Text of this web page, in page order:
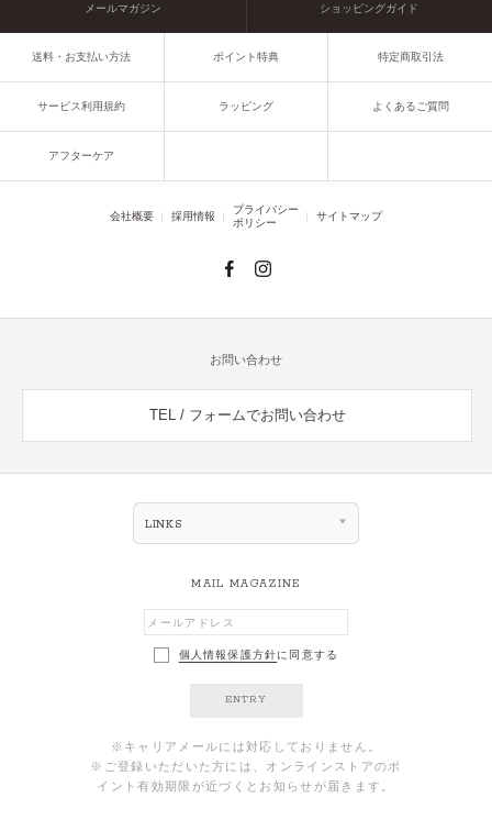
メールマガジン ショッピングガイド
送料・お支払い方法 ポイント特典 特定商取引法
サービス利用規約 ラッピング よくあるご質問
アフターケア
会社概要 採用情報
プライバシー
ポリシー
サイトマップ
お問い合わせ
TEL / フォームでお問い合わせ
LINKS
MAIL MAGAZINE
個人情報保護方針に同意する
ENTRY
※キャリアメールには対応しておりません。
※ご登録いただいた方には、オンラインストアのポ
イント有効期限が近づくとお知らせが届きます。